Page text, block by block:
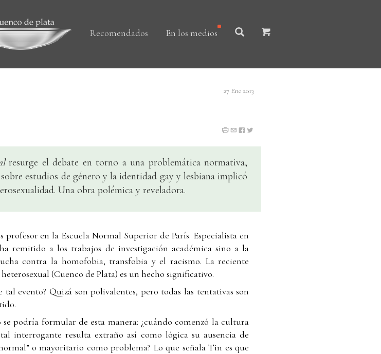
Recomendados En los medios
27 Ene 2013
resurge el debate en torno a una problemática normativa,
estudios de género y la identidad gay y lesbiana implicó
Una obra polémica y reveladora.
profesor en la Escuela Normal Superior de París. Especialista en
remitido a los trabajos de investigación académica sino a la
contra la homofobia, transfobia y el racismo. La reciente
(Cuenco de Plata) es un hecho significativo.
tal evento? Quizá son polivalentes, pero todas las tentativas son
podría formular de esta manera: ¿cuándo comenzó la cultura
interrogante resulta extraño así como lógica su ausencia de
o mayoritario como problema? Lo que señala Tin es que